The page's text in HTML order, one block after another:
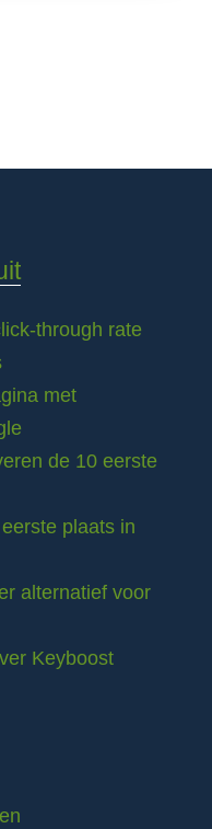
through rate
met
de 10 eerste
plaats in
alternatief voor
Keyboost